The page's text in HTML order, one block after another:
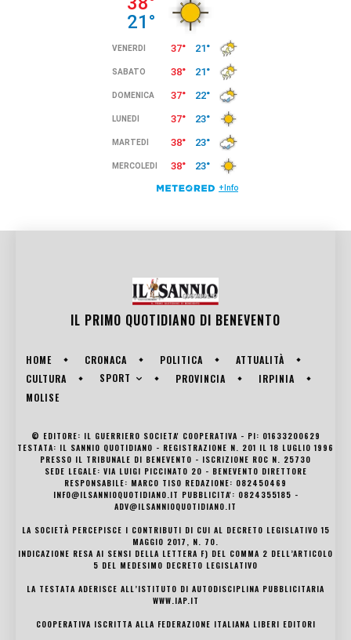
IL PRIMO QUOTIDIANO DI BENEVENTO
HOME CRONACA POLITICA
ATTUALITÀ
CULTURA
SPORT PROVINCIA
IRPINIA
MOLISE
© EDITORE: IL GUERRIERO SOCIETA' COOPERATIVA - PI: 01633200629
TESTATA: IL SANNIO QUOTIDIANO - REGISTRAZIONE N. 201 IL 18 LUGLIO 1996
PRESSO IL TRIBUNALE DI BENEVENTO - ISCRIZIONE ROC N. 25730
SEDE LEGALE: VIA LUIGI PICCINATO 20 - BENEVENTO DIRETTORE
RESPONSABILE: MARCO TISO REDAZIONE: 082450469
INFO@ILSANNIOQUOTIDIANO.IT PUBBLICITA': 0824355185 -
ADV@ILSANNIOQUOTIDIANO.IT
LA SOCIETÀ PERCEPISCE I CONTRIBUTI DI CUI AL DECRETO LEGISLATIVO 15
MAGGIO 2017, N. 70.
INDICAZIONE RESA AI SENSI DELLA LETTERA F) DEL COMMA 2 DELL’ARTICOLO
5 DEL MEDESIMO DECRETO LEGISLATIVO
LA TESTATA ADERISCE ALL’ISTITUTO DI AUTODISCIPLINA PUBBLICITARIA
WWW.IAP.IT
COOPERATIVA ISCRITTA ALLA FEDERAZIONE ITALIANA LIBERI EDITORI